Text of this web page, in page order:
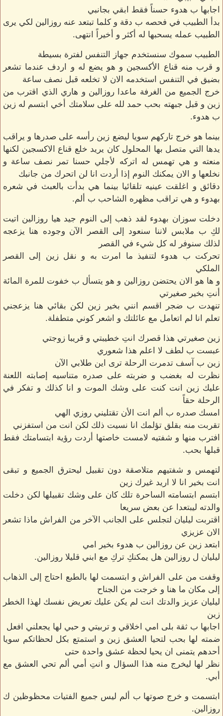
اجابها ب هدوء حسناً فقط ابقي بجانبي
بدأ الطبيب في فحصه ب دقة و كلما تبتعد عنه روزالين لكي يرى
الطبيب عمله يسحبها له أكثر و أخيراً انتهى.
الطبيب سموك سنستخدم جهاز التنفس لفترة بسيطة
و قرب منه قناع الأكسجين و هو يضع له و اردف عندما تشعر
بضيق في التنفس استخدمه الان لا تخلعه قبل نصف ساعة
خرج الجميع من الغرفة ماعدا روزالين و هاري الذي اقترب من
زين و قبل جبهته بحب حمد لله على سلامتك أخي ابتسم له زين
ب هدوء.
بينما هو خرج تاركهم سويا ليضع زين رأسه على صدرها و يراقب
يدها التي متصل بها المحلول كان يريد خلع قناع الاكسجين لكنها
منعته و هي تهمس له اتركه لأجلي حسنا تمر نصف ساعة و
نخلعها و الان يمكنك النوم إذا أردت انا لن اتحرك من جانبك
دقائق و اغلقت عينيه تلقائيا بينما هي بدأت بالعبث في شعره
بهدوء و هي تراقب مظهره الشاحب ب ألم.
دخلت سوزان بهدوء لقد ذهب إلى النوم جيد هيا روزالين اتيت
لكِ ب ملابس لاننا سنعود إلى القصر الآن وجوده هنا يزعجه
لذلك سنوفر له كل شيء في القصر
تحركت ب هدوء لتنفيذ ما امرت به و نقل زين إلى القصر
الملكي
و ها هو الان يحتضن روزالين و هو يتسأل ب خفوت للمرة المائة
أنتِ بخير صغيرتي
تنهدت ب ضجر اقسم انني بخير زين لكن بقائي هنا يزعجني
تعلم انا لم اتعامل مع عائلتك و اشعر كوني متطفلة.
زين صغيرتي هذا قصرك انتِ خطيبتي و قريبا زوجتي
عبست ب لطف لا اعلم هذا شعوري
زين ب آسف تدمرت الرحلة ترى اين طلابي الآن
نظرت له بغضب و ضربته على صدره متناسيه إصابته اللعنة
عليك زين انت كنت على وشك الموت و انا كذلك و تفكر في
الرحلة حقاً
امسك صدره ب ألم انت الأن تقتليني روزي الهي
تقربت منه بقلق تؤلمك انا نسيت ذلك لكن انت من استفزني
افترب منها و شفتيه لامست خاصتها أردت رؤية ابتسامتك فقط
قبلها بحب.
لتهمس و شفتيهم متلاصقة دون تقبيل ليحترق الجميع و تبقى
انت بخير انا لا اريد غيرك زين
ابتسم ابتسامته الساحرة تلك كان على وشك تقبيلها لكن دخلت
والدته ليبتعدا عن بعض سريعا
اقتربت ليليان لتجلس على الجانب الآخر من الفراش ماذا تشعر
الان عزيزي
ابتعد زين عن روزالين ب هدوء بخير امي
ليليان ل روزالين هل يمكنكِ تركِ مع ابني قليلا روزالين.
وقفت من على الفراش و ابتسمت لها بالطبع احتاج إلى الذهاب
إلى مكان ما هنا و خرجت من الجناح
ليليان عزيز والدتك انت لم يكن عليك تعريض نفسك لهذا الخطر
زين
اجابها ب ثقة بلى امي اخلاقي و تربيتي و حبي لها يجعلني افعل
ضمته لها بحب لتحيا العشق زين و استمتع بكل لحظاتكم سويا
أحدهم يتمنى ان يحيا لحظة عشق واحدة حتى
نظر لها ليخرج منه هذا السؤال و انتِ أمي ألم تحي العشق مع
أبي.
ابتسمت و خرج صوتها ب ألم ليس جميع الفتيات محظوظين ك
روزالين.